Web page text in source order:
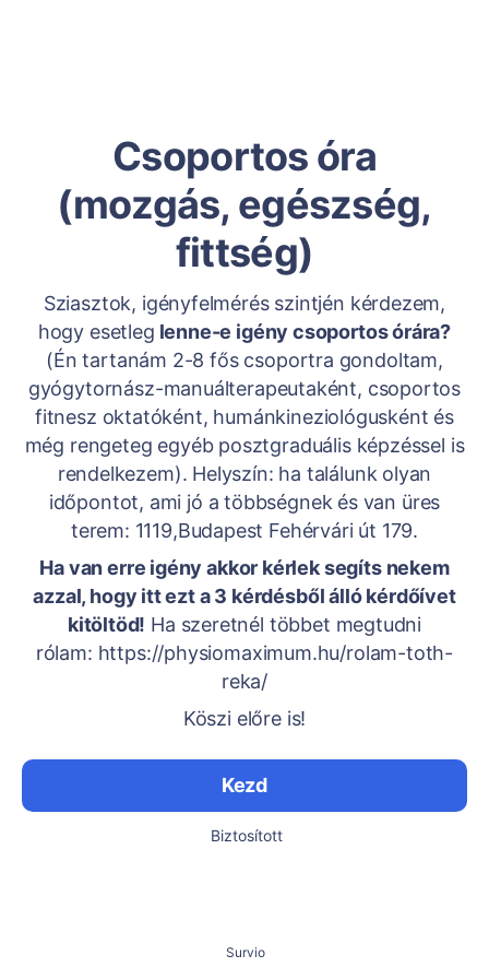
Csoportos óra
(mozgás, egészség,
fittség)
Sziasztok, igényfelmérés szintjén kérdezem,
hogy esetleg lenne-e igény csoportos órára?
(Én tartanám 2-8 fős csoportra gondoltam,
gyógytornász-manuálterapeutaként, csoportos
fitnesz oktatóként, humánkineziológusként és
még rengeteg egyéb posztgraduális képzéssel is
rendelkezem). Helyszín: ha találunk olyan
időpontot, ami jó a többségnek és van üres
terem: 1119,Budapest Fehérvári út 179.
Ha van erre igény akkor kérlek segíts nekem
azzal, hogy itt ezt a 3 kérdésből álló kérdőívet
kitöltöd! Ha szeretnél többet megtudni
rólam: https://physiomaximum.hu/rolam-toth-
reka/
Köszi előre is!
Kezd
Biztosított
Survio